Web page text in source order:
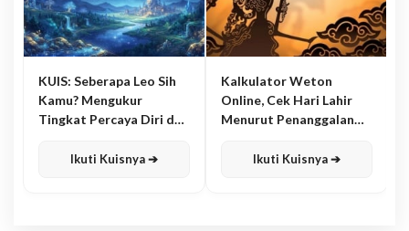
KUIS: Seberapa Leo Sih
Kamu? Mengukur
Tingkat Percaya Diri dan
Ikuti Kuisnya ➔
Kalkulator Weton
Online, Cek Hari Lahir
Menurut Penanggalan
Ikuti Kuisnya ➔